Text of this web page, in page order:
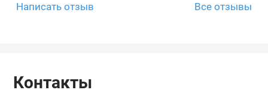
Написать отзыв Все отзывы
Контакты